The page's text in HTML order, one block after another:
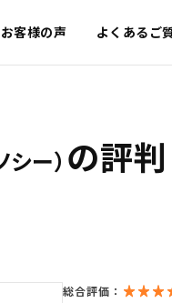
お客様の声 よくあるご
シー） の評判
総合評価：